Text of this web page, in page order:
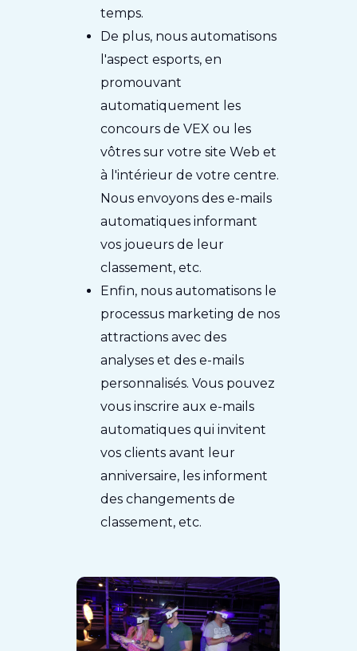
temps.
De plus, nous automatisons
l'aspect esports, en
promouvant
automatiquement les
concours de VEX ou les
vôtres sur votre site Web et
à l'intérieur de votre centre.
Nous envoyons des e-mails
automatiques informant
vos joueurs de leur
classement, etc.
Enfin, nous automatisons le
processus marketing de nos
attractions avec des
analyses et des e-mails
personnalisés. Vous pouvez
vous inscrire aux e-mails
automatiques qui invitent
vos clients avant leur
anniversaire, les informent
des changements de
classement, etc.